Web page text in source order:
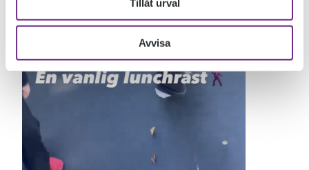
Tillåt urval
Avvisa